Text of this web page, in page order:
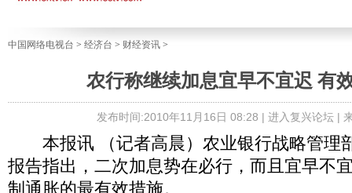
中国网络电视台 > 经济台 > 财经资讯 >
农行称继续加息宜早不宜迟 有
发布时间:2010年11月16日 08:28 | 进入复兴论坛|
本报讯 （记者高晨）农业银行战略管理
报告指出，二次加息势在必行，而且宜早不
制通胀的最有效措施。